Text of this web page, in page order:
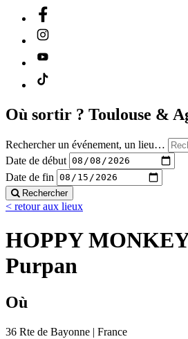
Où sortir ? Toulouse &
Rechercher un événement, un lieu…
Date de début
Date de fin
Rechercher
< retour aux lieux
HOPPY
Purpan
Où
36 Rte de Bayonne | France